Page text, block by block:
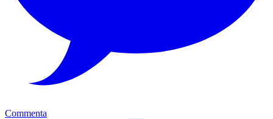
Commenta